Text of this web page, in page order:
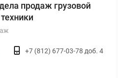
продаж грузовой
техники
+7 (812) 677-03-78 доб. 4